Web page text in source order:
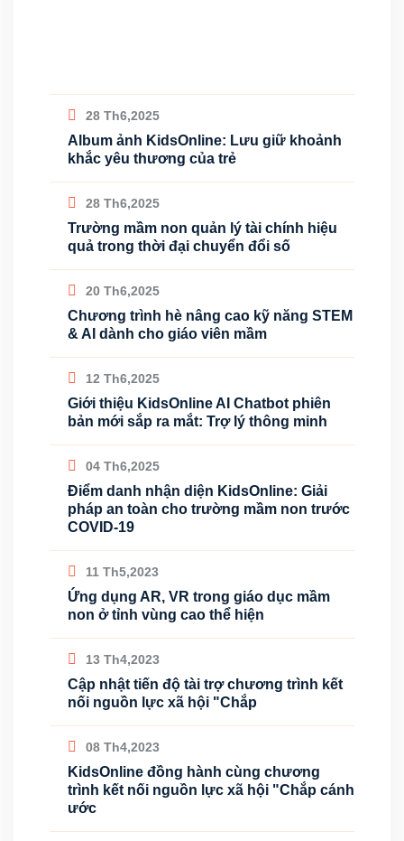
28 Th6,2025
Album ảnh KidsOnline: Lưu giữ khoảnh
khắc yêu thương của trẻ
28 Th6,2025
Trường mầm non quản lý tài chính hiệu
quả trong thời đại chuyển đổi số
20 Th6,2025
Chương trình hè nâng cao kỹ năng STEM
& AI dành cho giáo viên mầm
12 Th6,2025
Giới thiệu KidsOnline AI Chatbot phiên
bản mới sắp ra mắt: Trợ lý thông minh
04 Th6,2025
Điểm danh nhận diện KidsOnline: Giải
pháp an toàn cho trường mầm non trước
COVID-19
11 Th5,2023
Ứng dụng AR, VR trong giáo dục mầm
non ở tỉnh vùng cao thể hiện
13 Th4,2023
Cập nhật tiến độ tài trợ chương trình kết
nối nguồn lực xã hội "Chắp
08 Th4,2023
KidsOnline đồng hành cùng chương
trình kết nối nguồn lực xã hội "Chắp cánh
ước